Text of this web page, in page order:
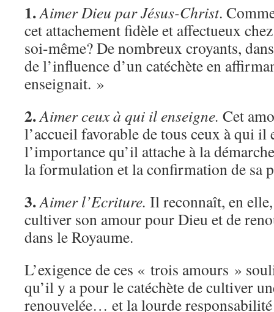
1.Aimer Dieu par Jésus-Christ.
cet attachement fidèle et affectueux
soi-même? De nombreux croyants,
de l’influence d’un catéchète en
enseignait. »
2.Aimer ceux à qui il enseigne. Cet
l’accueil favorable de tous ceux à qui il
l’importance qu’il attache à la
la formulation et la confirmation de sa
3.Aimer l’Ecriture. Il reconnaît, en
cultiver son amour pour Dieu et de
dans le Royaume.
L’exigence de ces « trois amours »
qu’il y a pour le catéchète de cultiver
renouvelée… et la lourde